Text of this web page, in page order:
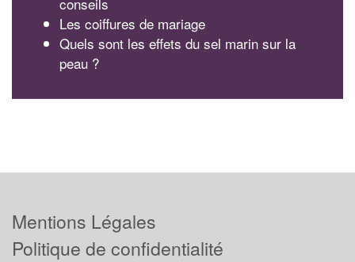
Les coiffures de mariage
Quels sont les effets du sel marin sur la
peau ?
Mentions Légales
Politique de confidentialité